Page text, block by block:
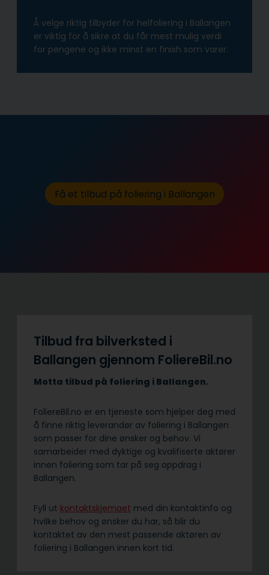
Å velge riktig tilbyder for helfoliering i Ballangen
er viktig for å sikre at du får mest mulig verdi
for pengene og ikke minst en finish som varer.
Få et tilbud på foliering i Ballangen
Tilbud fra bilverksted i
Ballangen gjennom FoliereBil.no
Motta tilbud på foliering i Ballangen.
FoliereBil.no er en tjeneste som hjelper deg med
å finne riktig leverandør av foliering i Ballangen
som passer for dine ønsker og behov. Vi
samarbeider med dyktige og kvalifiserte aktører
innen foliering som tar på seg oppdrag i
Ballangen.
Fyll ut kontaktskjemaet med din kontaktinfo og
hvilke behov og ønsker du har, så blir du
kontaktet av den mest passende aktøren av
foliering i Ballangen innen kort tid.